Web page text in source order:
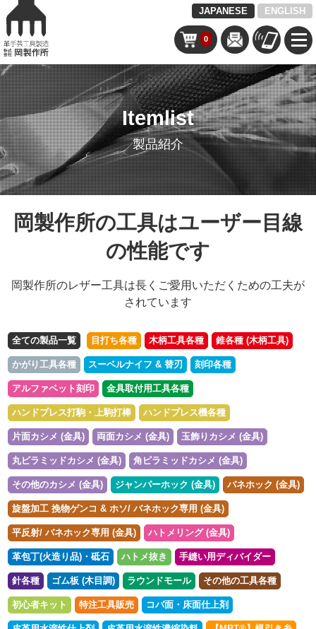
JAPANESE ENGLISH
0
Itemlist
製品紹介
岡製作所の工具はユーザー目線
の性能です
岡製作所のレザー工具は長くご愛用いただくための工夫が
されています
全ての製品一覧 目打ち各種 木柄工具各種 錐各種 (木柄工具)
かがり工具各種 スーベルナイフ & 替刃 刻印各種
アルファベット刻印 金具取付用工具各種
ハンドプレス打駒・上駒打棒 ハンドプレス機各種
片面カシメ (金具) 両面カシメ (金具) 玉飾りカシメ (金具)
丸ピラミッドカシメ (金具) 角ピラミッドカシメ (金具)
その他のカシメ (金具) ジャンパーホック (金具) バネホック (金具)
旋盤加工 挽物ゲンコ & ホソ/ バネホック専用 (金具)
平反射/ バネホック専用 (金具) ハトメリング (金具)
革包丁(火造り品)・砥石 ハトメ抜き 手縫い用ディバイダー
針各種 ゴム板 (木目調) ラウンドモール その他の工具各種
初心者キット 特注工具販売 コバ面・床面仕上剤